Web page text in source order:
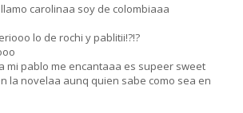
carolinaa soy de colombiaaa
lo de rochi y pablitii!?!?
mi pablo me encantaaa es supeer sweet
la novelaa aunq quien sabe como sea en